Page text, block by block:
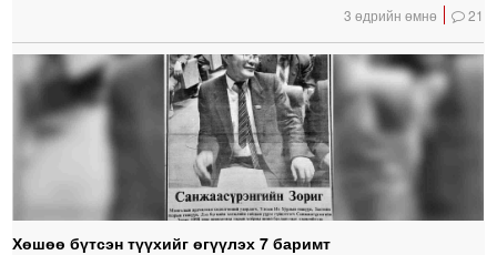
3 өдрийн өмнө 21
Хөшөө бүтсэн түүхийг өгүүлэх 7 баримт